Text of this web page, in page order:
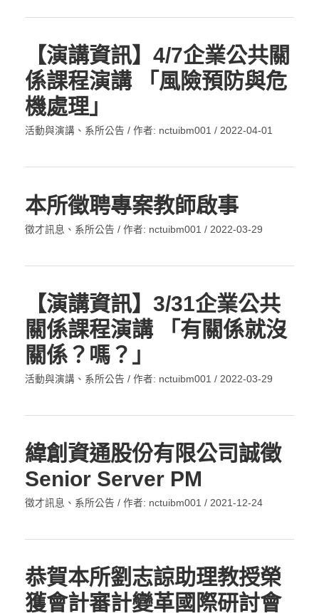
【演講資訊】4/7企業公共關
係課程演講 「風險預防與危
機處理」
活動與演講 、 系所公告 / 作者: nctuibm001 / 2022-04-01
本所徵聘專案教師啟事
徵才訊息 、 系所公告 / 作者: nctuibm001 / 2022-03-29
【演講資訊】3/31企業公共
關係課程演講 「有關係就沒
關係？嗎？」
活動與演講 、 系所公告 / 作者: nctuibm001 / 2022-03-29
緯創資通股份有限公司誠徵
Senior Server PM
徵才訊息 、 系所公告 / 作者: nctuibm001 / 2021-12-24
恭賀本所劉志諒助理教授榮
獲會計審計變革國際研討會